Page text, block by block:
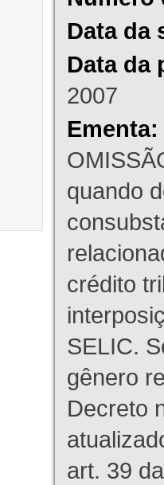
Data da
Data da
2007
Ementa:
quando
crédito
SELIC.
gênero
Decreto
art. 39